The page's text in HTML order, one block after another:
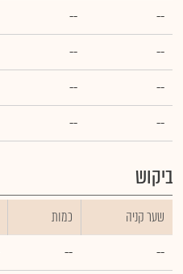
--
--
--
--
--
--
--
--
ביקוש
שער קניה כמות
--
--